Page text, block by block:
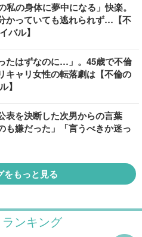
私の身体に夢中になる」快楽。
かっていても逃れられず…【不
バル】
たはずなのに…」。45歳で不倫
キャリ女性の転落劇は【不倫の
】
表を決断した次男からの言葉
も嫌だった」「言うべきか迷っ
をもっと見る